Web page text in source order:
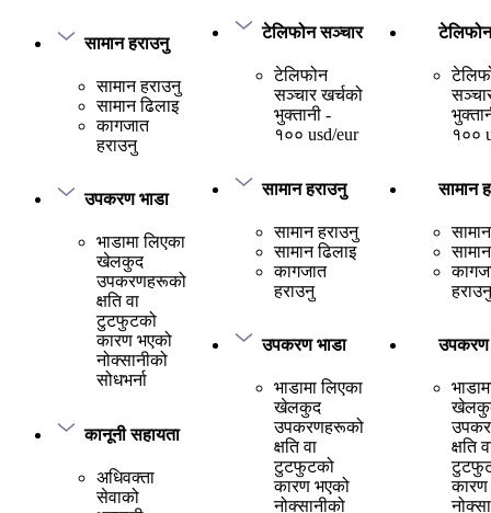
सामान हराउनु
सामान हराउनु
सामान ढिलाइ
कागजात
हराउनु
उपकरण भाडा
भाडामा लिएका
खेलकुद
उपकरणहरूको
क्षति वा
टुटफुटको
कारण भएको
नोक्सानीको
सोधभर्ना
कानूनी सहायता
अधिवक्ता
सेवाको
टेलिफोन सञ्चार
टेलिफोन
सञ्चार खर्चको
भुक्तानी -
१०० usd/eur
सामान हराउनु
सामान हराउनु
सामान ढिलाइ
कागजात
हराउनु
उपकरण भाडा
भाडामा लिएका
खेलकुद
उपकरणहरूको
क्षति वा
टुटफुटको
कारण भएको
नोक्सानीको
१००
सामान
हराउनु
उपकरण
क्षति
कारण